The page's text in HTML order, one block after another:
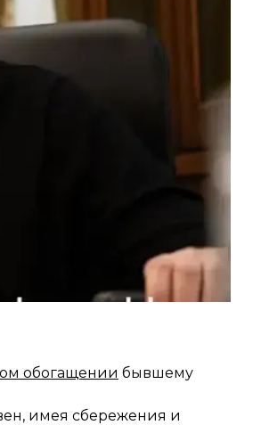
выезда за границу, другие
обогащении бывшему
имея сбережения и